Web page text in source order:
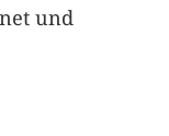
und